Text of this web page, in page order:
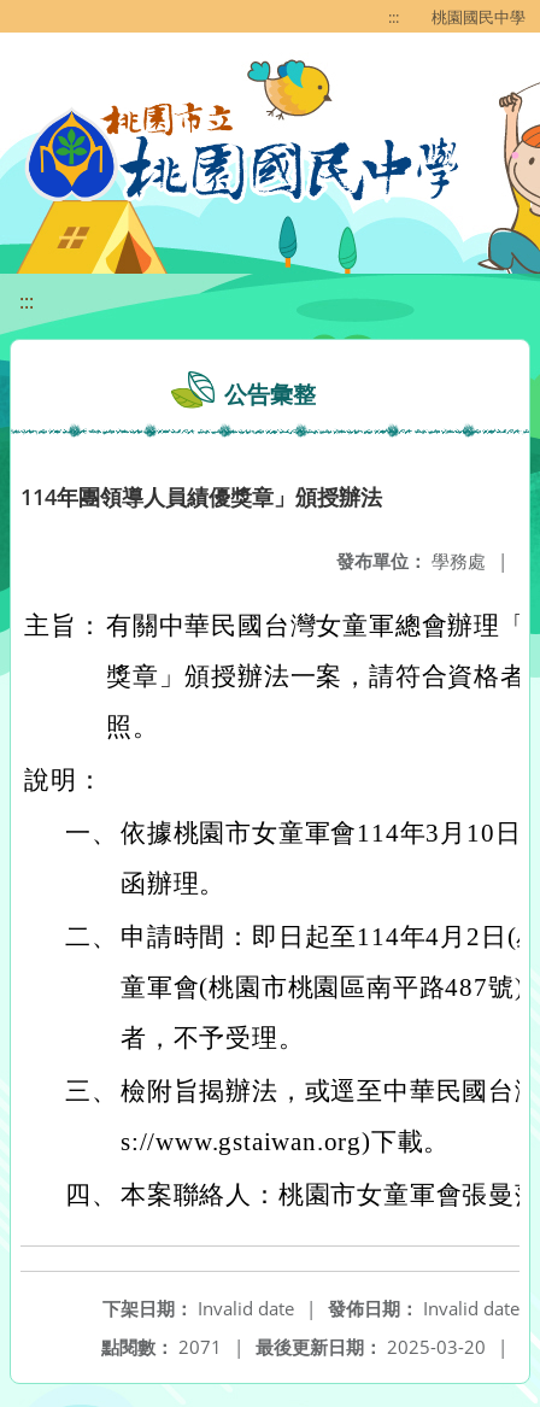
::: 桃園國民中學
:::
公告彙整
114年團領導人員績優獎章」頒授辦法
發布單位： 學務處 |
主旨： 有關中華民國台灣女童軍總會辦理「
獎章」頒授辦法一案，請符合資格者
照。
說明：
一、 依據桃園市女童軍會114年3月10日
函辦理。
二、
申請時間：即日起至114年4月2日(
童軍會(桃園市桃園區南平路487號)
者，不予受理。
三、 檢附旨揭辦法，或逕至中華民國台
s://www.gstaiwan.org)下載。
四、 本案聯絡人：桃園市女童軍會張曼
發佈日期： Invalid date
下架日期： Invalid date
|
最後更新日期： 2025-03-20 |
點閱數： 2071 |